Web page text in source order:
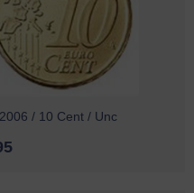
/ 10 Cent / Unc